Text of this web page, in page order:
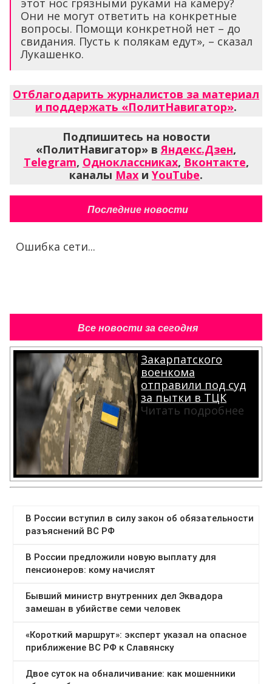
этот нос грязными руками на камеру?
Они не могут ответить на конкретные
вопросы. Помощи конкретной нет – до
свидания. Пусть к полякам едут», – сказал
Лукашенко.
Отблагодарить журналистов за материал
и поддержать «ПолитНавигатор».
Подпишитесь на новости
«ПолитНавигатор» вЯндекс.Дзен,
Telegram, Одноклассниках, Вконтакте,
каналы Max и YouTube.
Последние новости
Ошибка сети...
Все новости за сегодня
Закарпатского
военкома
отправили под суд
за пытки в ТЦК
Читать подробнее